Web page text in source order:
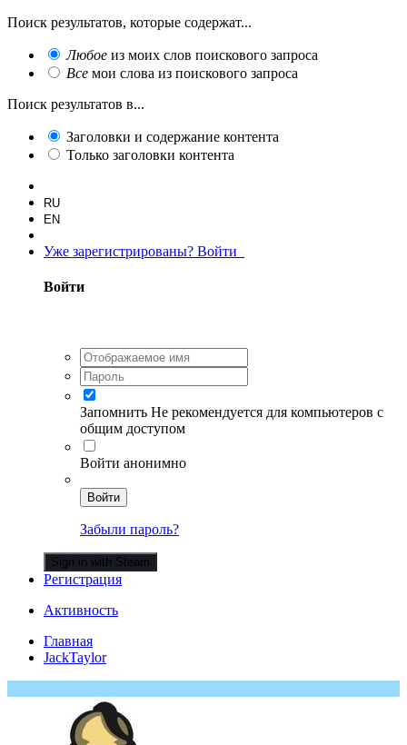
Поиск результатов, которые содержат...
Любое из моих слов поискового запроса
Все мои слова из поискового запроса
Поиск результатов в...
Заголовки и содержание контента
Только заголовки контента
RU
EN
Уже зарегистрированы? Войти
Войти
Запомнить Не рекомендуется для компьютеров с
общим доступом
Войти анонимно
Войти
Забыли пароль?
Sign in with Steam
Регистрация
Активность
Главная
JackTaylor